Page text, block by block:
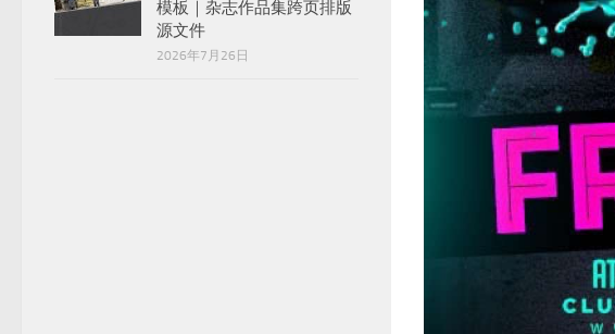
模板｜杂志作品集跨页排版
源文件
2026年7月26日